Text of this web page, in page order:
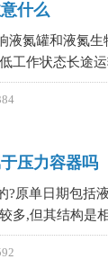
什么
液氮罐和液氮
工作状态长途
压力容器吗
?原单日期包括
多,但其结构是